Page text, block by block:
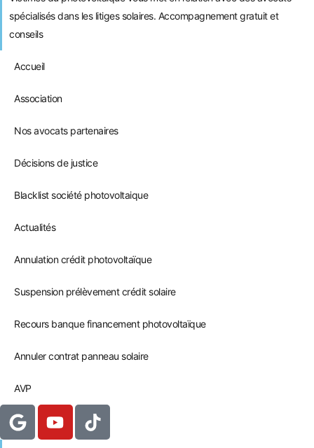
spécialisés dans les litiges solaires. Accompagnement gratuit et
conseils
Accueil
Association
Nos avocats partenaires
Décisions de justice
Blacklist société photovoltaique
Actualités
Annulation crédit photovoltaïque
Suspension prélèvement crédit solaire
Recours banque financement photovoltaïque
Annuler contrat panneau solaire
AVP